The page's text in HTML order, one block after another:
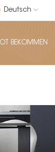
Deutsch
BEKOMMEN